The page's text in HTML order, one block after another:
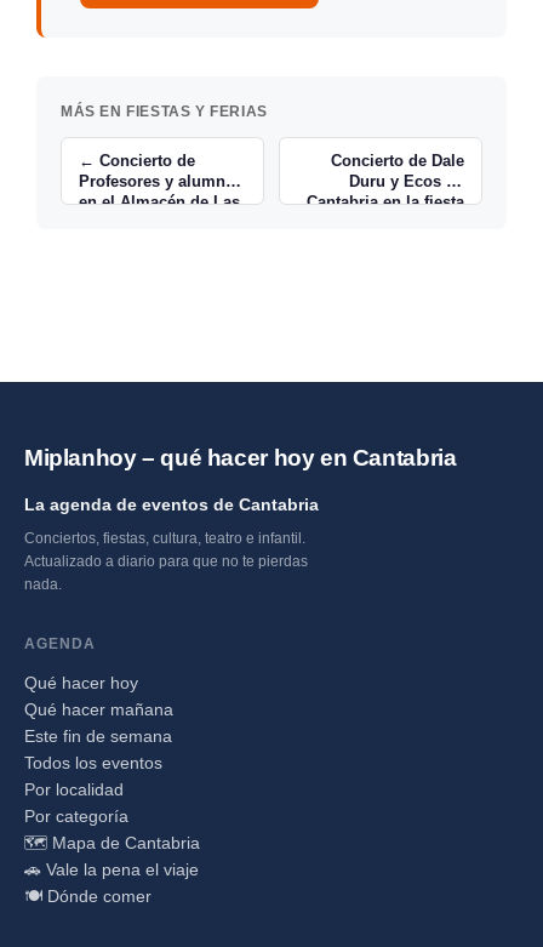
MÁS EN FIESTAS Y FERIAS
← Concierto de
Profesores y alumnos
en el Almacén de Las
Concierto de Dale
Duru y Ecos de
Cantabria en la fiesta
Miplanhoy – qué hacer hoy en Cantabria
La agenda de eventos de Cantabria
Conciertos, fiestas, cultura, teatro e infantil.
Actualizado a diario para que no te pierdas
nada.
AGENDA
Qué hacer hoy
Qué hacer mañana
Este fin de semana
Todos los eventos
Por localidad
Por categoría
🗺️ Mapa de Cantabria
🚗 Vale la pena el viaje
🍽️ Dónde comer